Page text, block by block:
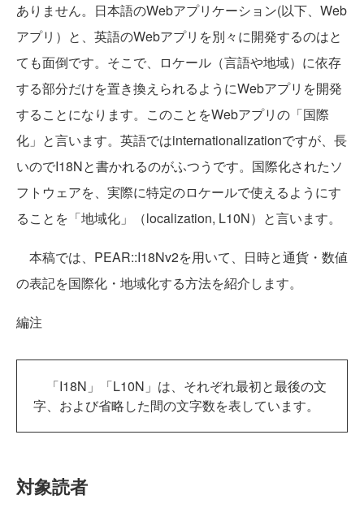
ありません。日本語のWebアプリケーション(以下、Web
アプリ）と、英語のWebアプリを別々に開発するのはと
ても面倒です。そこで、ロケール（言語や地域）に依存
する部分だけを置き換えられるようにWebアプリを開発
することになります。このことをWebアプリの「国際
化」と言います。英語ではinternationalizationですが、長
いのでI18Nと書かれるのがふつうです。国際化されたソ
フトウェアを、実際に特定のロケールで使えるようにす
ることを「地域化」（localization, L10N）と言います。
本稿では、PEAR::I18Nv2を用いて、日時と通貨・数値
の表記を国際化・地域化する方法を紹介します。
編注
「I18N」「L10N」は、それぞれ最初と最後の文
字、および省略した間の文字数を表しています。
対象読者